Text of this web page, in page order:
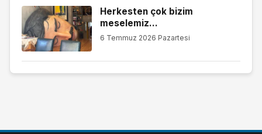
Herkesten çok bizim
meselemiz…
6 Temmuz 2026 Pazartesi